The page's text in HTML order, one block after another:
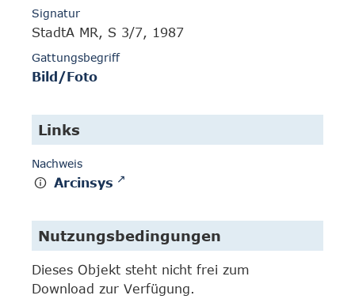
Signatur
StadtA MR, S 3/7, 1987
Gattungsbegriff
Bild/Foto
Links
Nachweis
Arcinsys
Nutzungsbedingungen
Dieses Objekt steht nicht frei zum
Download zur Verfügung.